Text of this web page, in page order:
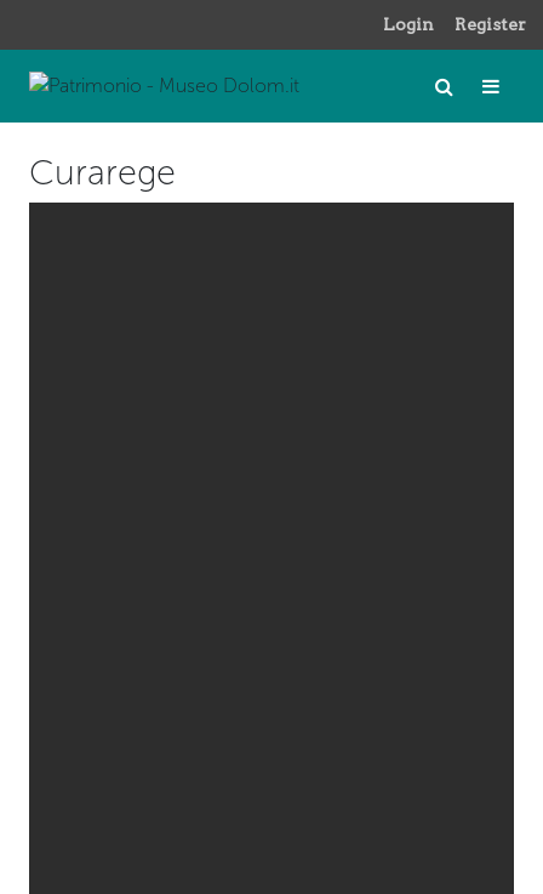
Login Register
Curarege